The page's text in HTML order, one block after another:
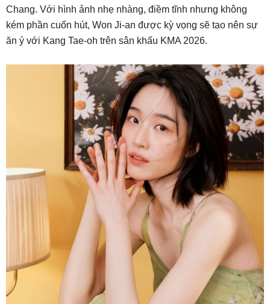
Chang. Với hình ảnh nhẹ nhàng, điềm tĩnh nhưng không
kém phần cuốn hút, Won Ji-an được kỳ vọng sẽ tạo nên sự
ăn ý với Kang Tae-oh trên sân khấu KMA 2026.